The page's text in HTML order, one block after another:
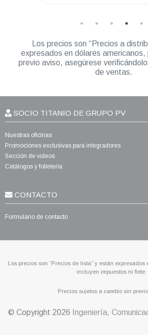
Los precios son “Precios a
expresados en dólares americanos,
previo aviso, asegúrese
de ventas.
SOCIO TITANIO DE GRUPO PV
Nuestras oficinas
Promociones exclusivas para integradores
Sección de videos
Catálogos y folletería
CONTACTO
Formulario de contacto
Los precios son “Precios de lista” y están
incluyen impuestos ni flete.
Precios sujetos a cambio sin
© Copyright 2026 Ingeniería,